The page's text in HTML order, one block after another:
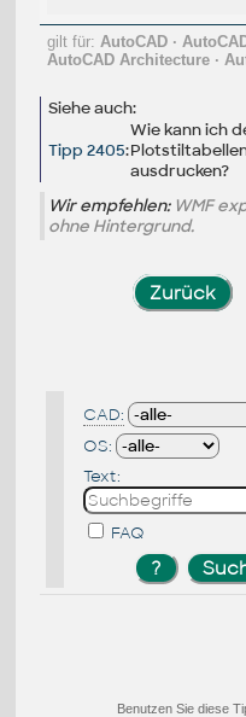
gilt für: AutoCAD·
AutoCAD Architecture·
Siehe auch:
Tipp 2405:
Wie kann ich
ausdrucken?
Wir empfehlen: WMF
ohne Hintergrund.
Zurück
CAD:
OS:
Text:
FAQ
Benutzen Sie diese